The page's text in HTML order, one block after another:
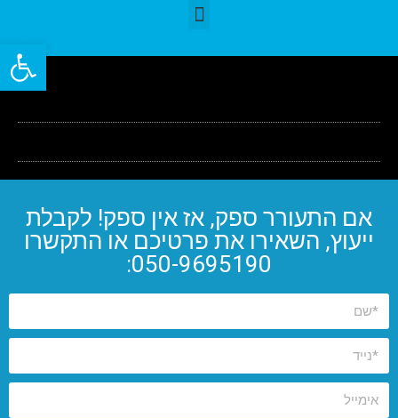
אם התעורר ספק, אז אין ספק! לקבלת
ייעוץ, השאירו את פרטיכם או התקשרו
050-9695190:
פתח